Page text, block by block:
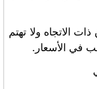
الاتجاه ولا تهتم
في الأسعار.